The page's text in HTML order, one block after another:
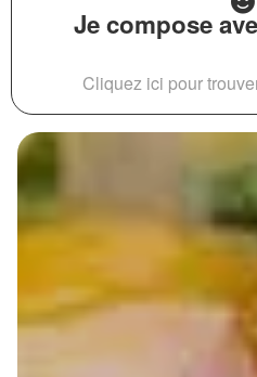
Je compose
Cliquez ici pour